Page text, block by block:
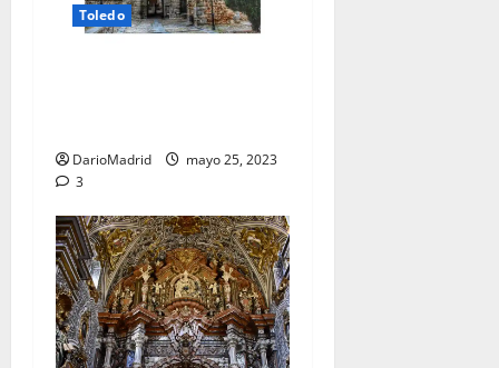
Toledo
DarioMadrid
mayo 25, 2023
3